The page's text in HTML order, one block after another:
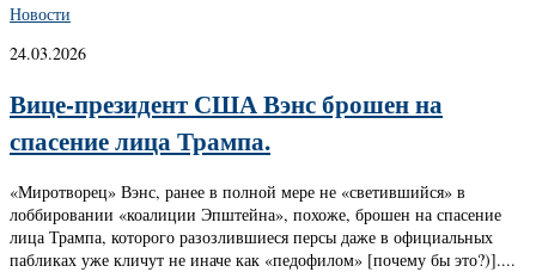
Новости
24.03.2026
Вице-президент США Вэнс брошен на
спасение лица Трампа.
«Миротворец» Вэнс, ранее в полной мере не «светившийся» в
лоббировании «коалиции Эпштейна», похоже, брошен на спасение
лица Трампа, которого разозлившиеся персы даже в официальных
пабликах уже кличут не иначе как «педофилом» [почему бы это?)]....